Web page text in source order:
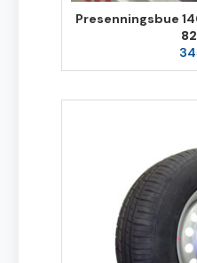
Presenningsbue